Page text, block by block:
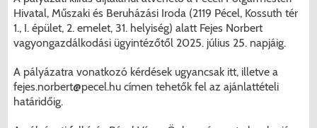
Hivatal, Műszaki és Beruházási Iroda (2119 Pécel, Kossuth tér
1., I. épület, 2. emelet, 31. helyiség) alatt Fejes Norbert
vagyongazdálkodási ügyintézőtől 2025. július 25. napjáig.
A pályázatra vonatkozó kérdések ugyancsak itt, illetve a
fejes.norbert@pecel.hu címen tehetők fel az ajánlattételi
határidőig.